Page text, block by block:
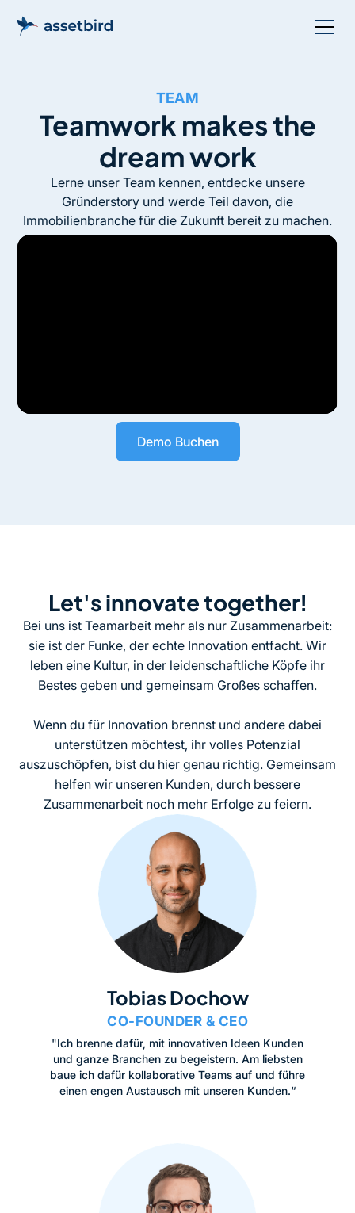
TEAM
Teamwork makes the
dream work
Lerne unser Team kennen, entdecke unsere
Gründerstory und werde Teil davon, die
Immobilienbranche für die Zukunft bereit zu machen.
Demo Buchen
Let's innovate together!
Bei uns ist Teamarbeit mehr als nur Zusammenarbeit:
sie ist der Funke, der echte Innovation entfacht. Wir
leben eine Kultur, in der leidenschaftliche Köpfe ihr
Bestes geben und gemeinsam Großes schaffen.
Wenn du für Innovation brennst und andere dabei
unterstützen möchtest, ihr volles Potenzial
auszuschöpfen, bist du hier genau richtig. Gemeinsam
helfen wir unseren Kunden, durch bessere
Zusammenarbeit noch mehr Erfolge zu feiern.
Tobias Dochow
CO-FOUNDER & CEO
"Ich brenne dafür, mit innovativen Ideen Kunden
und ganze Branchen zu begeistern. Am liebsten
baue ich dafür kollaborative Teams auf und führe
einen engen Austausch mit unseren Kunden.“